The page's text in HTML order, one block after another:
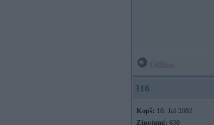
316
Kopš: 10. Jul 2002
Ziņojumi: 630